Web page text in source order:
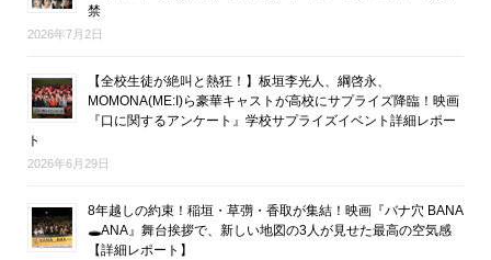
禁
2026年7月2日
【全校生徒が絶叫と熱狂！】板垣李光人、綱啓永、
MOMONA(ME:I)ら豪華キャストが高校にサプライズ降臨！映画
『口に関するアンケート』学校サプライズイベント詳細レポー
ト
2026年6月29日
8年越しの約束！稲垣・草彅・香取が集結！映画『バナ穴 BANA
🕳ANA』舞台挨拶で、新しい地図の3人が見せた最高の空気感
【詳細レポート】